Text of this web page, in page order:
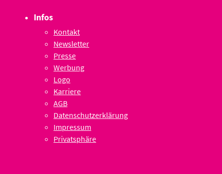
Infos
Kontakt
Newsletter
Presse
Werbung
Logo
Karriere
AGB
Datenschutzerklärung
Impressum
Privatsphäre